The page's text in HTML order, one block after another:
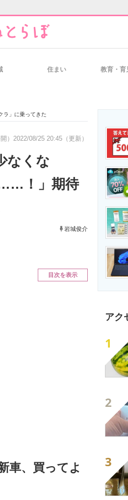
経営リーダーのコミュニ
較・事例 製造業のIT導入・活用を
エネルギーの専門メデ
住まい 教育・育
」に乗ってきた
） 2022/08/25 20:45（更新）
なくな
！」期待
岩城俊介
目次を表示
車、買ってよ
アク
1
2
3